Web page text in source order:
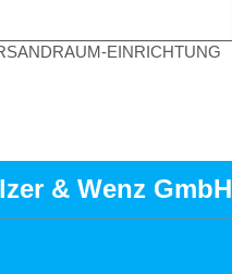
EINRICHTUNG
& Wenz GmbH